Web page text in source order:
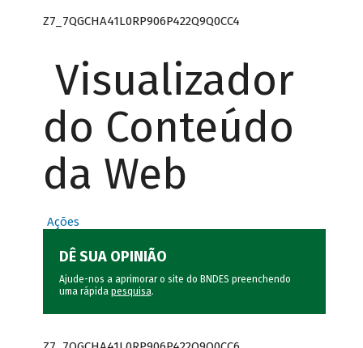
Z7_7QGCHA41L0RP906P422Q9Q0CC4
Visualizador
do Conteúdo
da Web
Ações
DÊ SUA OPINIÃO
Ajude-nos a aprimorar o site do BNDES preenchendo
uma rápida pesquisa.